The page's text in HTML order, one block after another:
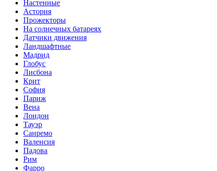
Настенные
Астория
Прожекторы
На солнечных батареях
Датчики движения
Ландшафтные
Мадрид
Глобус
Лисбона
Крит
София
Париж
Вена
Лондон
Тауэр
Санремо
Валенсия
Падова
Рим
Фарро